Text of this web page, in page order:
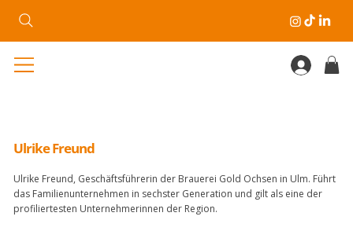
Ulrike Freund
Ulrike Freund, Geschäftsführerin der Brauerei Gold Ochsen in Ulm. Führt
das Familienunternehmen in sechster Generation und gilt als eine der
profiliertesten Unternehmerinnen der Region.